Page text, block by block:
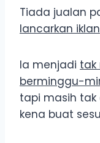
Tiada jualan
lancarkan iklan
Ia menjadi tak
berminggu-
tapi masih
kena buat